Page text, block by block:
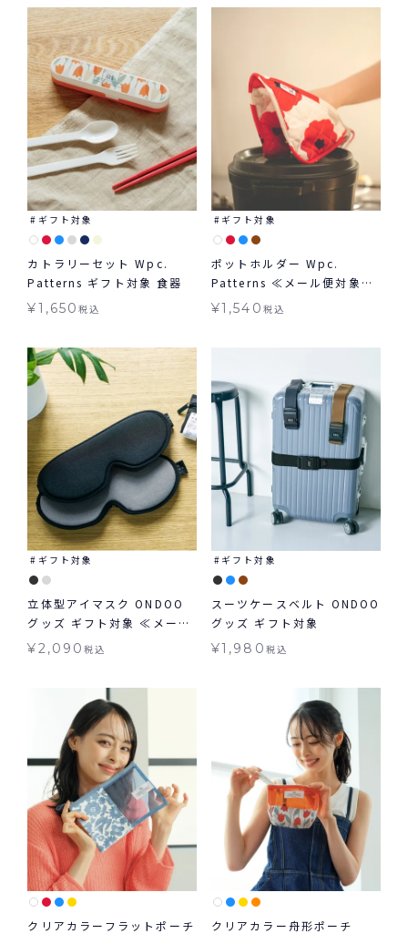
ギフト対象
カトラリーセット Wpc.
Patterns ギフト対象 食器
¥1,650税込
ギフト対象
ポットホルダー Wpc.
Patterns ≪メール便対象≫
ギフト対象 グッズ
¥1,540 税込
ギフト対象
立体型アイマスク ONDOO
グッズ ギフト対象 ≪メール
便対象≫
¥2,090税込
ギフト対象
スーツケースベルト ONDOO
グッズ ギフト対象
¥1,980 税込
クリアカラーフラットポーチ
クリアカラー舟形ポーチ